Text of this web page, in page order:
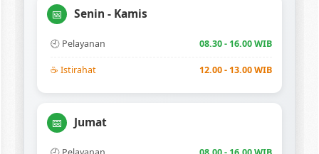
📅 Senin - Kamis
🕘 Pelayanan 08.30 - 16.00 WIB
☕ Istirahat 12.00 - 13.00 WIB
📅 Jumat